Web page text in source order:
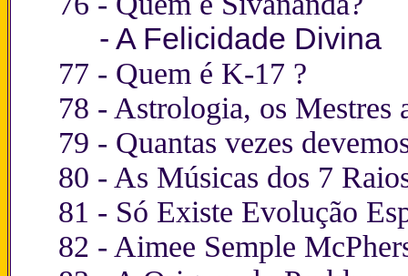
- A Felicidade Divina
77 - Quem é K-17 ?
78 - Astrologia, os Mestres
79 - Quantas vezes
80 - As Músicas dos 7
81 - Só Existe Evolução
82 - Aimee Semple